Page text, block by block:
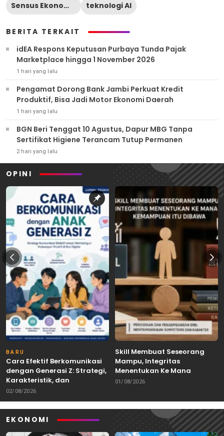
Sensus Ekonomi 2026
teknologi AI
BERITA TERKAIT
idEA Respons Keputusan Purbaya Tunda Pajak
Marketplace hingga 1 November 2026
1 hari yang lalu
Pengamat Dorong Bank Jambi Perkuat Kredit
Produktif, Bisa Jadi Motor Ekonomi Daerah
1 hari yang lalu
BGN Beri Tenggat 10 Agustus, Dapur MBG Tanpa
Sertifikat Higiene Terancam Tutup Permanen
2 hari yang lalu
OPINI
BARU
Cara Efektif Berkomunikasi
dengan Generasi Z: Strategi,
Karakteristik, dan
Tantangannya
02/08/2026
Skill Membuat Seseorang
Mampu, Integritas
Menentukan Ke Mana
Kemampuan Itu Dibawa
01/08/2026
EKONOMI